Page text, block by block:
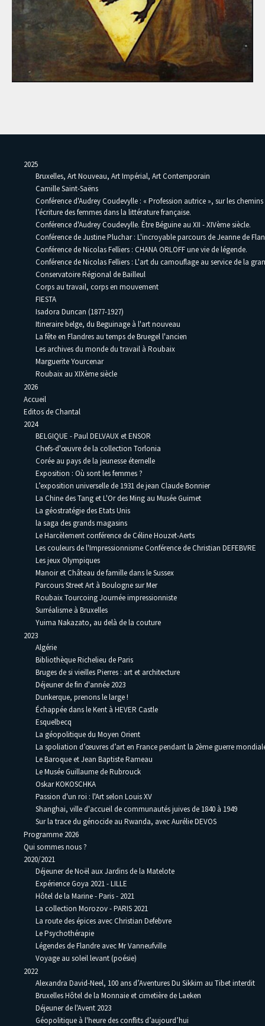
2025
Bruxelles, Art Nouveau, Art Impérial, Art Contemporain
Camille Saint-Saëns
Conférence d'Audrey Coudevylle : « Profession autrice », sur les
l’écriture des femmes dans la littérature française.
Conférence d'Audrey Coudevylle. Être Béguine au XII - XIVème siècle.
Conférence de Justine Pluchar : L'incroyable parcours de Jeanne de
Conférence de Nicolas Felliers : CHANA ORLOFF une vie de légende.
Conférence de Nicolas Felliers : L'art du camouflage au service de la
Conservatoire Régional de Bailleul
Corps au travail, corps en mouvement
FIESTA
Isadora Duncan (1877-1927)
Itineraire belge, du Beguinage à l'art nouveau
La fête en Flandres au temps de Bruegel l'ancien
Les archives du monde du travail à Roubaix
Marguerite Yourcenar
Roubaix au XIXème siècle
2026
Accueil
Editos de Chantal
2024
BELGIQUE - Paul DELVAUX et ENSOR
Chefs-d'œuvre de la collection Torlonia
Corée au pays de la jeunesse éternelle
Exposition : Où sont les femmes ?
L’exposition universelle de 1931 de jean Claude Bonnier
La Chine des Tang et L'Or des Ming au Musée Guimet
La géostratégie des Etats Unis
la saga des grands magasins
Le Harcèlement conférence de Céline Houzet-Aerts
Les couleurs de l'Impressionnisme Conférence de Christian DEFEBVRE
Les jeux Olympiques
Manoir et Château de famille dans le Sussex
Parcours Street Art à Boulogne sur Mer
Roubaix Tourcoing Journée impressionniste
Surréalisme à Bruxelles
Yuima Nakazato, au delà de la couture
2023
Algérie
Bibliothèque Richelieu de Paris
Bruges de si vieilles Pierres : art et architecture
Déjeuner de fin d'année 2023
Dunkerque, prenons le large !
Échappée dans le Kent à HEVER Castle
Esquelbecq
La géopolitique du Moyen Orient
La spoliation d’œuvres d’art en France pendant la 2ème guerre
Le Baroque et Jean Baptiste Rameau
Le Musée Guillaume de Rubrouck
Oskar KOKOSCHKA
Passion d'un roi : l'Art selon Louis XV
Shanghai, ville d'accueil de communautés juives de 1840 à 1949
Sur la trace du génocide au Rwanda, avec Aurélie DEVOS
Programme 2026
Qui sommes nous ?
2020/2021
Déjeuner de Noël aux Jardins de la Matelote
Expérience Goya 2021 - LILLE
Hôtel de la Marine - Paris - 2021
La collection Morozov - PARIS 2021
La route des épices avec Christian Defebvre
Le Psychothérapie
Légendes de Flandre avec Mr Vanneufville
Voyage au soleil levant (poésie)
2022
Alexandra David-Neel, 100 ans d’Aventures Du Sikkim au Tibet interdit
Bruxelles Hôtel de la Monnaie et cimetière de Laeken
Déjeuner de l'Avent 2023
Géopolitique à l'heure des conflits d’aujourd’hui